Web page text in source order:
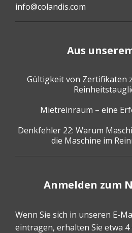
info@colandis.com
Aus
Gültigkeit von Zertifikaten
Mietreinraum – eine
Denkfehler 22: Warum
die Maschine im
Anmelden zum
Wenn Sie sich in unseren E-
eintragen, erhalten Sie etwa 4